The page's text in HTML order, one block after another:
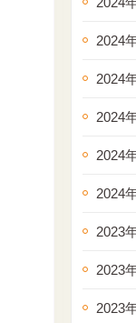
2024
2024
2024
2024
2024
2023
2023
2023